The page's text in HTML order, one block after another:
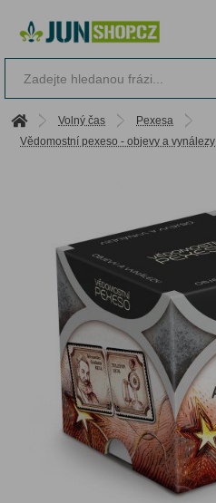
Volný čas
Pexesa
Vědomostní pexeso - objevy a vynálezy